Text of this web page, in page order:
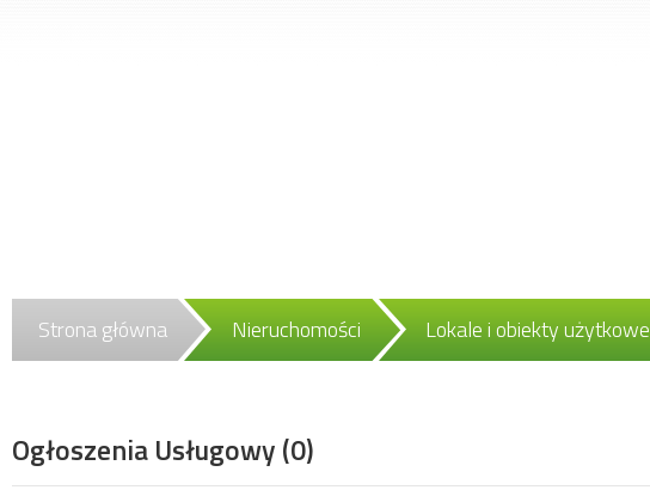
Strona główna Nieruchomości Lokale i obiekty użytkowe
Ogłoszenia Usługowy(0)